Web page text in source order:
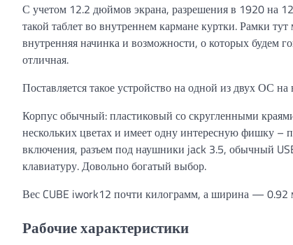
С учетом 12.2 дюймов экрана, разрешения в 1920 на
такой таблет во внутреннем кармане куртки. Рамки
внутренняя начинка и возможности, о которых будем
отличная.
Поставляется такое устройство на одной из двух ОС
Корпус обычный: пластиковый со скругленными
нескольких цветах и имеет одну интересную фишку –
включения, разъем под наушники jack 3.5, обычный
клавиатуру. Довольно богатый выбор.
Вес CUBE iwork12 почти килограмм, а ширина — 0.92
Рабочие характеристики